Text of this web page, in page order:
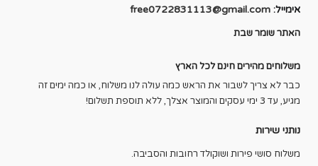
אימייל: free0722831113@gmail.com
האתר שומר שבת
משלוחים מהירים חינם לכל הארץ
כבר לא צריך לשבור את הראש כמה עולה לנו משלוח, או כמה ימים זה
מגיע, עד 3 ימי עסקים והמוצר אצלך, ללא תוספת תשלום!
נותני שירות
משלוח סושי פירות ושוקולד רחובות והסביבה.